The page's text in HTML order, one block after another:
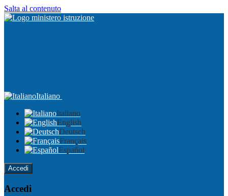
Salta al contenuto
Italiano
Italiano
English
Deutsch
Français
Español
Accedi
Accedi